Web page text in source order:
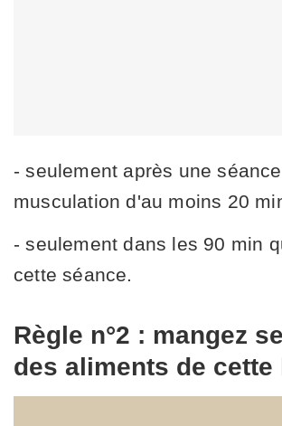
- seulement après une
musculation d'au moins 20
- seulement dans les 90 min
cette séance.
Règle n°2 : mangez
des aliments de cette